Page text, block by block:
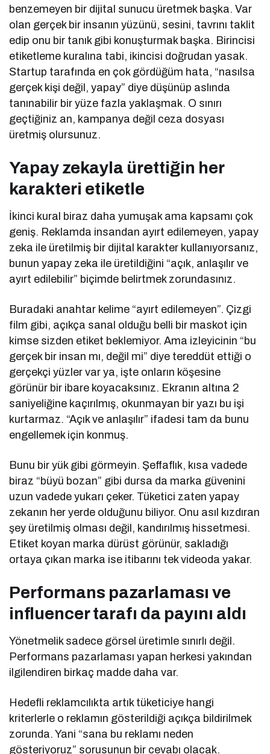
benzemeyen bir dijital sunucu üretmek başka. Var
olan gerçek bir insanın yüzünü, sesini, tavrını taklit
edip onu bir tanık gibi konuşturmak başka. Birincisi
etiketleme kuralına tabi, ikincisi doğrudan yasak.
Startup tarafında en çok gördüğüm hata, “nasılsa
gerçek kişi değil, yapay” diye düşünüp aslında
tanınabilir bir yüze fazla yaklaşmak. O sınırı
geçtiğiniz an, kampanya değil ceza dosyası
üretmiş olursunuz.
Yapay zekayla ürettiğin her
karakteri etiketle
İkinci kural biraz daha yumuşak ama kapsamı çok
geniş. Reklamda insandan ayırt edilemeyen, yapay
zeka ile üretilmiş bir dijital karakter kullanıyorsanız,
bunun yapay zeka ile üretildiğini “açık, anlaşılır ve
ayırt edilebilir” biçimde belirtmek zorundasınız.
Buradaki anahtar kelime “ayırt edilemeyen”. Çizgi
film gibi, açıkça sanal olduğu belli bir maskot için
kimse sizden etiket beklemiyor. Ama izleyicinin “bu
gerçek bir insan mı, değil mi” diye tereddüt ettiği o
gerçekçi yüzler var ya, işte onların köşesine
görünür bir ibare koyacaksınız. Ekranın altına 2
saniyeliğine kaçırılmış, okunmayan bir yazı bu işi
kurtarmaz. “Açık ve anlaşılır” ifadesi tam da bunu
engellemek için konmuş.
Bunu bir yük gibi görmeyin. Şeffaflık, kısa vadede
biraz “büyü bozan” gibi dursa da marka güvenini
uzun vadede yukarı çeker. Tüketici zaten yapay
zekanın her yerde olduğunu biliyor. Onu asıl kızdıran
şey üretilmiş olması değil, kandırılmış hissetmesi.
Etiket koyan marka dürüst görünür, sakladığı
ortaya çıkan marka ise itibarını tek videoda yakar.
Performans pazarlaması ve
influencer tarafı da payını aldı
Yönetmelik sadece görsel üretimle sınırlı değil.
Performans pazarlaması yapan herkesi yakından
ilgilendiren birkaç madde daha var.
Hedefli reklamcılıkta artık tüketiciye hangi
kriterlerle o reklamın gösterildiği açıkça bildirilmek
zorunda. Yani “sana bu reklamı neden
gösteriyoruz” sorusunun bir cevabı olacak.